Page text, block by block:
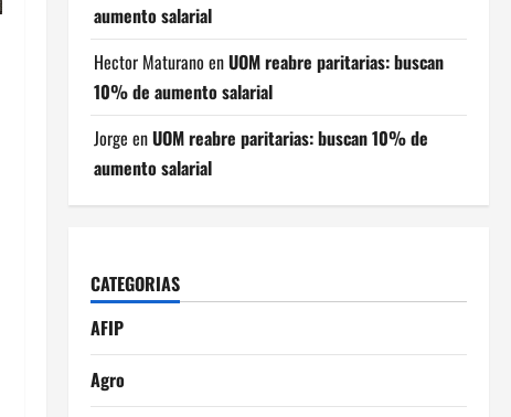
aumento salarial
Hector Maturano enUOM reabre paritarias: buscan
10% de aumento salarial
Jorge enUOM reabre paritarias: buscan 10% de
aumento salarial
CATEGORIAS
AFIP
Agro